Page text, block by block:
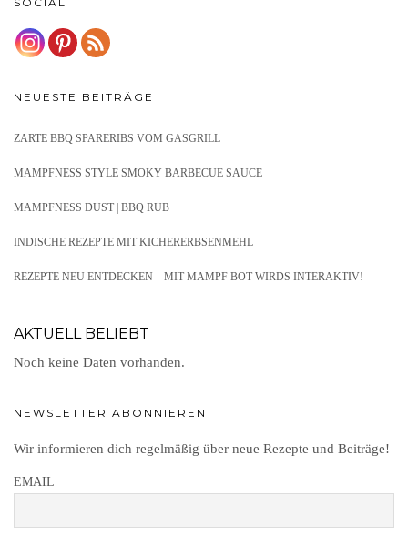
NEUESTE BEITRÄGE
ZARTE BBQ SPARERIBS VOM GASGRILL
MAMPFNESS STYLE SMOKY BARBECUE SAUCE
MAMPFNESS DUST | BBQ RUB
INDISCHE REZEPTE MIT KICHERERBSENMEHL
REZEPTE NEU ENTDECKEN – MIT MAMPF BOT WIRDS INTERAKTIV!
AKTUELL BELIEBT
Noch keine Daten vorhanden.
NEWSLETTER ABONNIEREN
Wir informieren dich regelmäßig über neue Rezepte und Beiträge!
EMAIL